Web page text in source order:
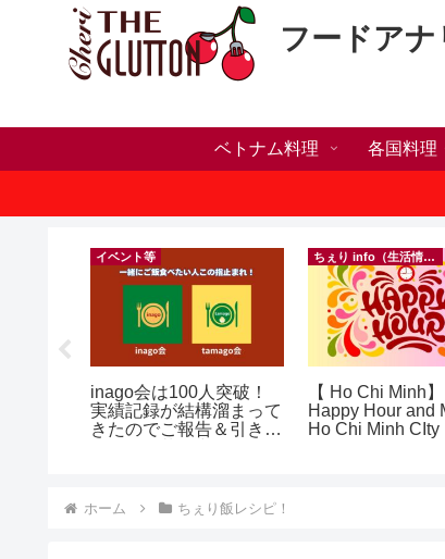
フードア
ベトナム料理 各国料理
イベント等
inago会は100人突破！
実績記録が結構溜まって
きたのでご報告＆引き続
ちぇり info（生活情報）
【 Ho Chi Minh
Happy Hour and
Ho Chi Minh CIty
ホーム ちぇり飯レシピ！